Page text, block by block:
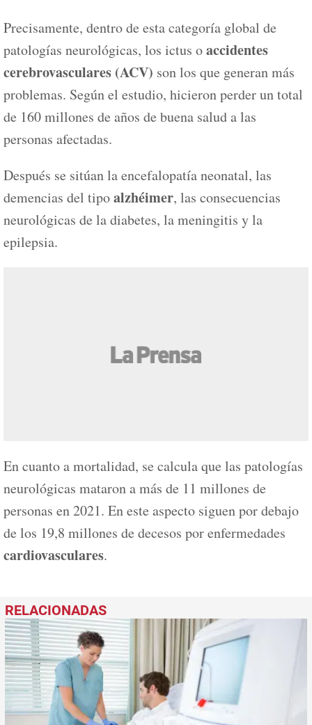
Precisamente, dentro de esta categoría global de
patologías neurológicas, los ictus oaccidentes
cerebrovasculares (ACV) son los que generan más
problemas. Según el estudio, hicieron perder un total
de 160 millones de años de buena salud a las
personas afectadas.
Después se sitúan la encefalopatía neonatal, las
demencias del tipoalzhéimer, las consecuencias
neurológicas de la diabetes, la meningitis y la
epilepsia.
En cuanto a mortalidad, se calcula que las patologías
neurológicas mataron a más de 11 millones de
personas en 2021. En este aspecto siguen por debajo
de los 19,8 millones de decesos por enfermedades
cardiovasculares.